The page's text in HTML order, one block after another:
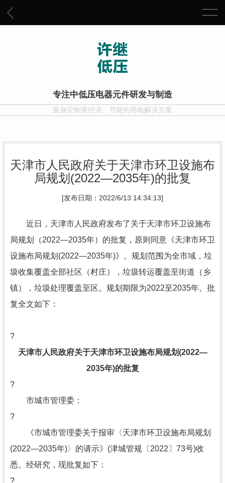
专注中低压电器元件研发与制造
量身定制更经济、节能的用电解决方案
天津市人民政府关于天津市环卫设施布
局规划(2022—2035年)的批复
[发布日期：2022/6/13 14:34:13]
近日，天津市人民政府发布了关于天津市环卫设施布
局规划（2022—2035年）的批复，原则同意《天津市环卫
设施布局规划(2022—2035年)》。规划范围为全市域，垃
圾收集覆盖全部社区（村庄），垃圾转运覆盖至街道（乡
镇），垃圾处理覆盖至区。规划期限为2022至2035年。批
复全文如下：
?
天津市人民政府关于天津市环卫设施布局规划(2022—
2035年)的批复
?
市城市管理委：
?
《市城市管理委关于报审〈天津市环卫设施布局规划
(2022—2035年)〉的请示》(津城管规〔2022〕73号)收
悉。经研究，现批复如下：
?